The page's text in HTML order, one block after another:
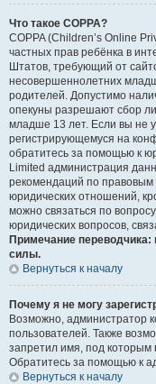
Что такое COPPA?
COPPA (Children’s Online
частных прав ребёнка в
Штатов, требующий от
несовершеннолетних
родителей. Допустимо
опекуны разрешают сбор
младше 13 лет. Если вы не
регистрирующемуся на
обратитесь за помощью к
Limited администрация
рекомендаций по
юридических отношений,
можно связаться по
юридических вопросов,
Примечание
силы.
Вернуться к началу
Почему я не могу
Возможно, администратор
пользователей. Также
запретил имя, под которым
Обратитесь за помощью к
Вернуться к началу